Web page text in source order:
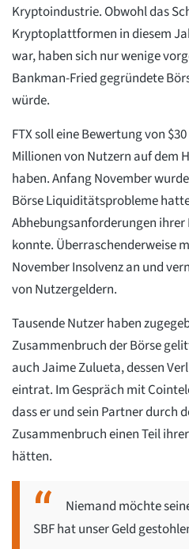
Kryptoindustrie. Obwohl das
Kryptoplattformen in diesem
war, haben sich nur wenige
Bankman-Fried gegründete
würde.
FTX soll eine Bewertung von
Millionen von Nutzern auf dem
haben. Anfang November
Börse Liquiditätsprobleme
Abhebungsanforderungen
konnte. Überraschenderweise
November Insolvenz an und
von Nutzergeldern.
Tausende Nutzer haben
Zusammenbruch der Börse
auch Jaime Zulueta, dessen
eintrat. Im Gespräch mit
dass er und sein Partner durch
Zusammenbruch einen Teil
hätten.
Niemand möchte
SBF hat unser Geld